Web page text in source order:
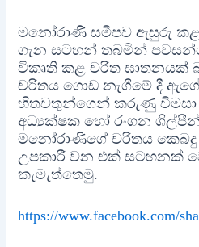
මනෝරාණි සමීපව ඇසුරු
ගැන සටහන් තබමින්
විකෘති කළ චරිත ඝාතනයක්
චරිතය ගොඩ නැගීමේ දී
හිතවතුන්ගෙන් කරුණු විමසා
අධ්‍යක්ෂක හෝ රංගන ශිල්පීන්
මනෝරාණිගේ චරිතය කෙබදු
උපකාරී වන එක් සටහනක්
කැමැත්තෙමු.
https://www.facebook.com/